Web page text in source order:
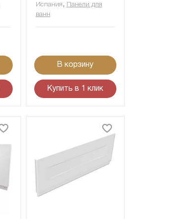
Испания , Панели для
ванн
В корзину
Купить в 1 клик